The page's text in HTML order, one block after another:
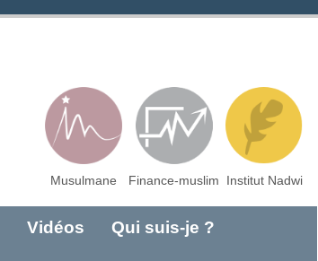
Musulmane Finance-muslim Institut Nadwi
Vidéos Qui suis-je ?